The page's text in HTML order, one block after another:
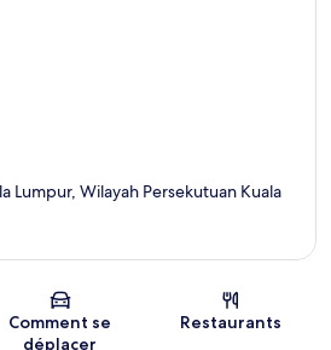
Lumpur, Wilayah Persekutuan Kuala
Comment se
déplacer
Restaurants